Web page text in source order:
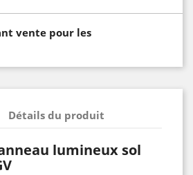
vente pour les
Détails du produit
lumineux sol